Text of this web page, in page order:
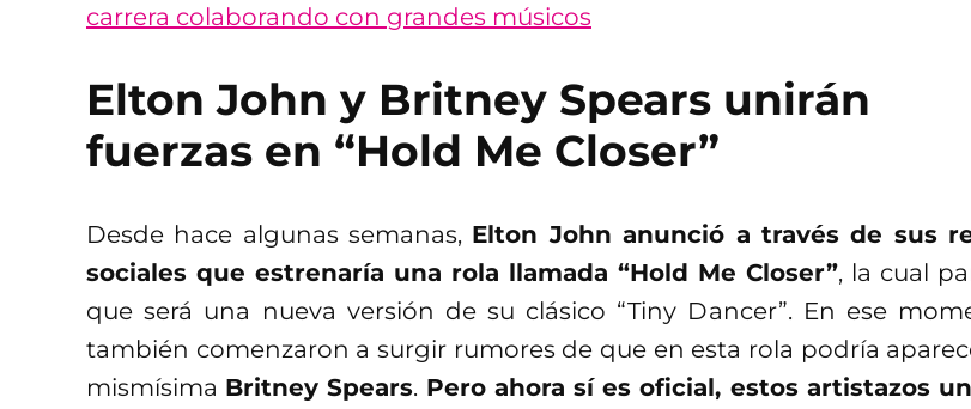
carrera colaborando con grandes músicos
Elton John y Britney Spears unirán
fuerzas en “Hold Me Closer”
Desde hace algunas semanas, Elton John anunció a través de sus
sociales que estrenaría una rola llamada “Hold Me Closer”, la cual
que será una nueva versión de su clásico “Tiny Dancer”. En ese
también comenzaron a surgir rumores de que en esta rola podría
mismísima Britney Spears. Pero ahora sí es oficial, estos artistazos